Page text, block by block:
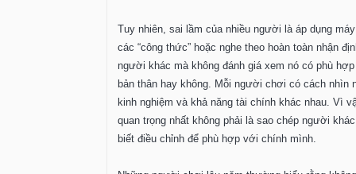
Tuy nhiên, sai lầm của nhiều người là áp dụng
các “công thức” hoặc nghe theo hoàn toàn nhận
người khác mà không đánh giá xem nó có phù
bản thân hay không. Mỗi người chơi có cách nhìn
kinh nghiệm và khả năng tài chính khác nhau. Vì
quan trọng nhất không phải là sao chép người
biết điều chỉnh để phù hợp với chính mình.